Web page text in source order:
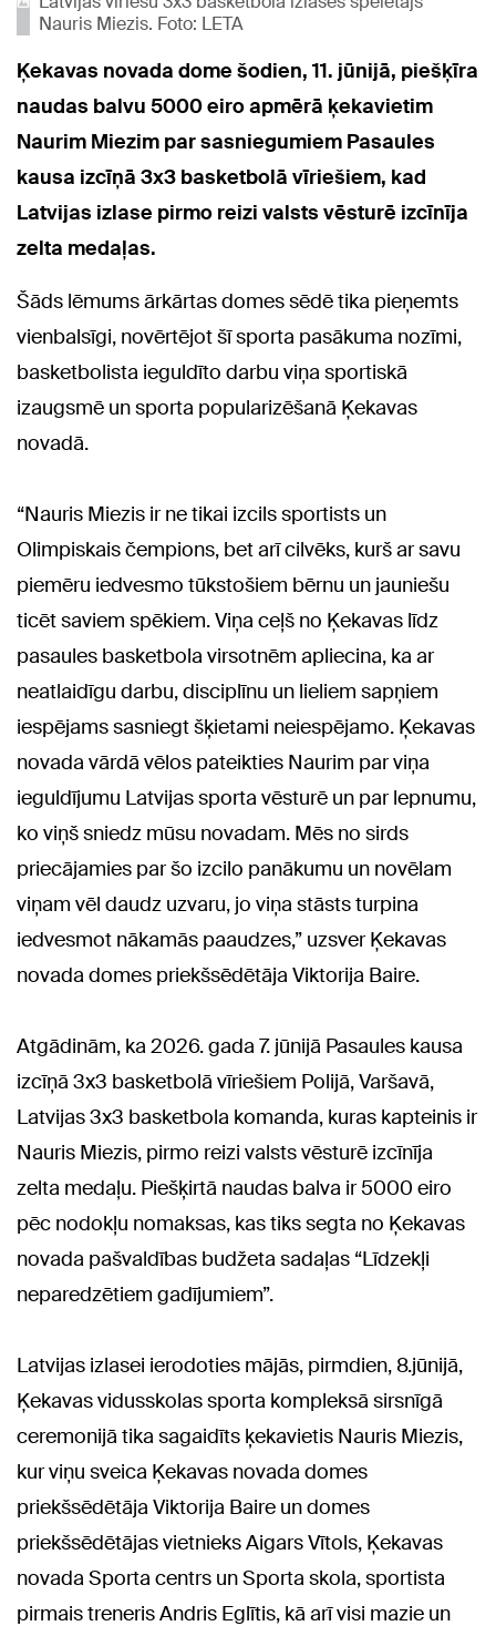
Nauris Miezis. Foto: LETA
Ķekavas novada dome šodien, 11. jūnijā, piešķīra
naudas balvu 5000 eiro apmērā ķekavietim
Naurim Miezim par sasniegumiem Pasaules
kausa izcīņā 3x3 basketbolā vīriešiem, kad
Latvijas izlase pirmo reizi valsts vēsturē izcīnīja
zelta medaļas.
Šāds lēmums ārkārtas domes sēdē tika pieņemts
vienbalsīgi, novērtējot šī sporta pasākuma nozīmi,
basketbolista ieguldīto darbu viņa sportiskā
izaugsmē un sporta popularizēšanā Ķekavas
novadā.
“Nauris Miezis ir ne tikai izcils sportists un
Olimpiskais čempions, bet arī cilvēks, kurš ar savu
piemēru iedvesmo tūkstošiem bērnu un jauniešu
ticēt saviem spēkiem. Viņa ceļš no Ķekavas līdz
pasaules basketbola virsotnēm apliecina, ka ar
neatlaidīgu darbu, disciplīnu un lieliem sapņiem
iespējams sasniegt šķietami neiespējamo. Ķekavas
novada vārdā vēlos pateikties Naurim par viņa
ieguldījumu Latvijas sporta vēsturē un par lepnumu,
ko viņš sniedz mūsu novadam. Mēs no sirds
priecājamies par šo izcilo panākumu un novēlam
viņam vēl daudz uzvaru, jo viņa stāsts turpina
iedvesmot nākamās paaudzes,” uzsver Ķekavas
novada domes priekšsēdētāja Viktorija Baire.
Atgādinām, ka 2026. gada 7. jūnijā Pasaules kausa
izcīņā 3x3 basketbolā vīriešiem Polijā, Varšavā,
Latvijas 3x3 basketbola komanda, kuras kapteinis ir
Nauris Miezis, pirmo reizi valsts vēsturē izcīnīja
zelta medaļu. Piešķirtā naudas balva ir 5000 eiro
pēc nodokļu nomaksas, kas tiks segta no Ķekavas
novada pašvaldības budžeta sadaļas “Līdzekļi
neparedzētiem gadījumiem”.
Latvijas izlasei ierodoties mājās, pirmdien, 8.jūnijā,
Ķekavas vidusskolas sporta kompleksā sirsnīgā
ceremonijā tika sagaidīts ķekavietis Nauris Miezis,
kur viņu sveica Ķekavas novada domes
priekšsēdētāja Viktorija Baire un domes
priekšsēdētājas vietnieks Aigars Vītols, Ķekavas
novada Sporta centrs un Sporta skola, sportista
pirmais treneris Andris Eglītis, kā arī visi mazie un